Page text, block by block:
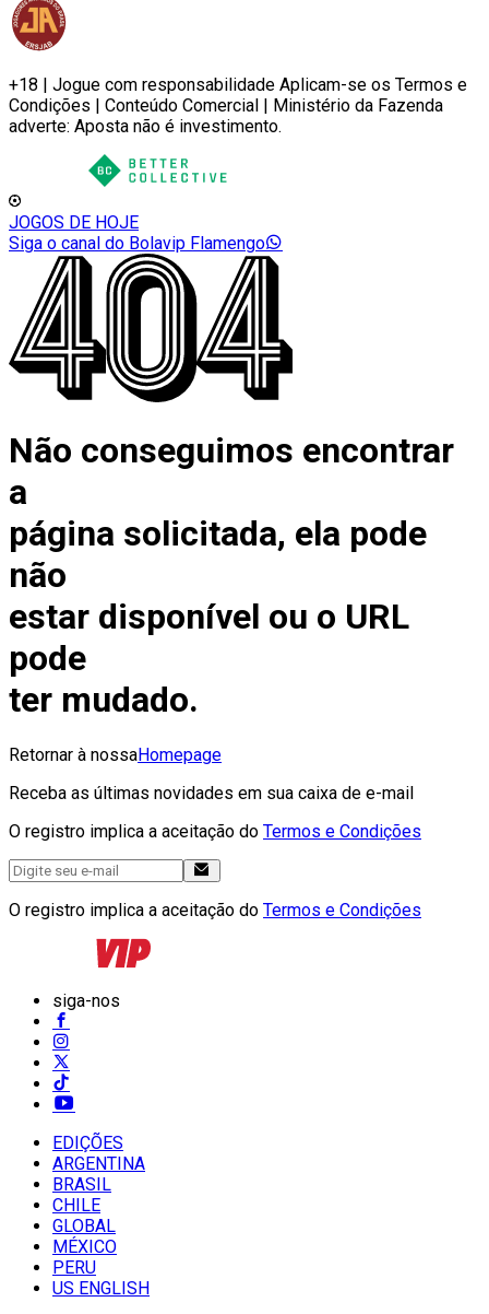
+18 | Jogue com responsabilidade Aplicam-se os Termos e
Condições | Conteúdo Comercial | Ministério da Fazenda
adverte: Aposta não é investimento.
JOGOS DE HOJE
Siga o canal do Bolavip Flamengo
Não conseguimos encontrar
a
página solicitada, ela pode
não
estar disponível ou o URL
pode
ter mudado.
Retornar à nossaHomepage
Receba as últimas novidades em sua caixa de e-mail
O registro implica a aceitação do Termos e Condições
O registro implica a aceitação do Termos e Condições
siga-nos
EDIÇÕES
ARGENTINA
BRASIL
CHILE
GLOBAL
MÉXICO
PERU
US ENGLISH